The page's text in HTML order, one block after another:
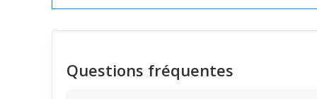
Questions fréquentes